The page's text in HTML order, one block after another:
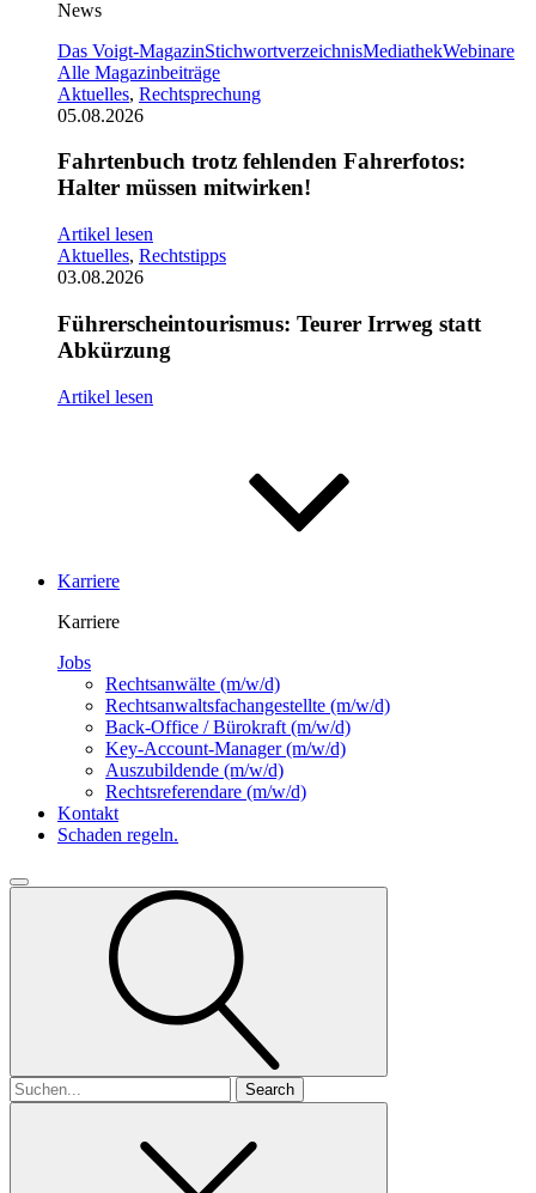
News
Das Voigt-MagazinStichwortverzeichnisMediathekWebinare
Alle Magazinbeiträge
Aktuelles, Rechtsprechung
05.08.2026
Fahrtenbuch trotz fehlenden Fahrerfotos:
Halter müssen mitwirken!
Artikel lesen
Aktuelles, Rechtstipps
03.08.2026
Führerscheintourismus: Teurer Irrweg statt
Abkürzung
Artikel lesen
Karriere
Karriere
Jobs
Rechtsanwälte (m/w/d)
Rechtsanwalts­fachangestellte (m/w/d)
Back-Office / Bürokraft (m/w/d)
Key-Account-Manager(m/w/d)
Auszubildende (m/w/d)
Rechtsreferendare (m/w/d)
Kontakt
Schaden regeln.
Search
for